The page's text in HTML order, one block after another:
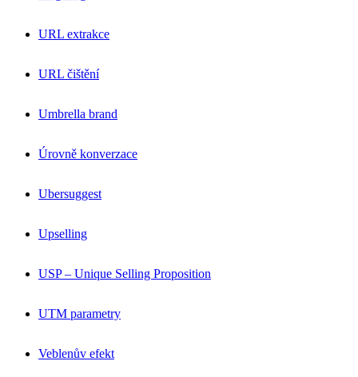
URL extrakce
URL čištění
Umbrella brand
Úrovně konverzace
Ubersuggest
Upselling
USP – Unique Selling Proposition
UTM parametry
Veblenův efekt